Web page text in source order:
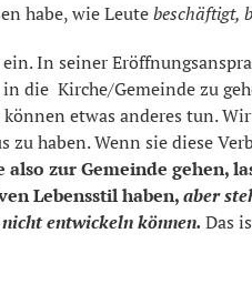
habe, wie Leutebeschäftigt,
In seiner
die Kirche/Gemeinde zu
etwas anderes tun.
haben. Wenn sie diese
also zur Gemeinde gehen,
Lebensstil haben,aber
entwickeln können. Das